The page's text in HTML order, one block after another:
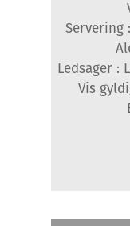
Servering
Ledsager :
Vis